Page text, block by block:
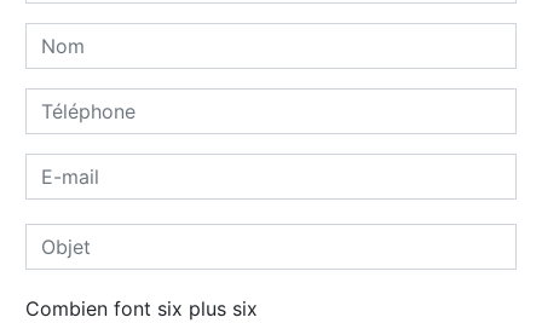
Combien font six plus six